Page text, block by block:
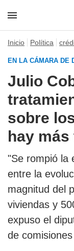
Inicio Política
EN LA CÁMARA DE
Julio
sobre
hay
"Se rompió la
entre la
magnitud del
viviendas y
expuso el
de